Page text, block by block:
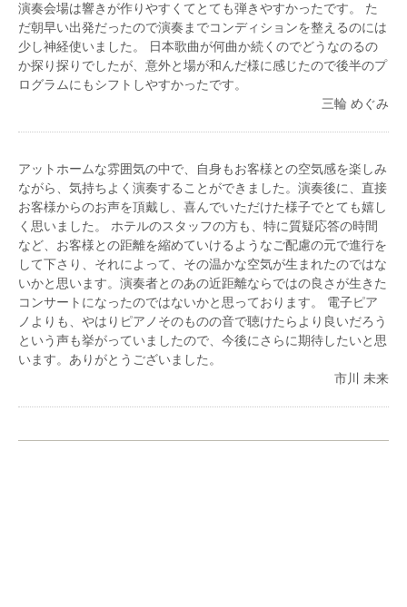
大阪府立夕陽丘高等学校講師。
公式サイト:
https://i-miki.wixsite.com/piano
【主な活動歴】
2018年
diversEnsemble 第1回演奏会にて吉松隆のピアノ協奏
日本センチュリー交響楽団首席チェロ奏者の北口大輔
氏と「豊中まちなかクラシック」に出演
2019年
木管アンサンブルはなりとして「NHK-FMリサイタ
ル・ノヴァ」出演、「第1回杉並公会堂ベヒシュタイ
ン室内楽コンクール」プロフェッショナル部門にて第
3位受賞
「浦川宜也弦楽塾2019_summer」ピアニスト
2021年
「大阪クラシック2021」に出演
2022年
演奏会場は響きが作りやすくてとても弾きやすかったです。 た
だ朝早い出発だったので演奏までコンディションを整えるのには
少し神経使いました。 日本歌曲が何曲か続くのでどうなのるの
か探り探りでしたが、意外と場が和んだ様に感じたので後半のプ
ログラムにもシフトしやすかったです。
三輪 めぐみ
アットホームな雰囲気の中で、自身もお客様との空気感を楽しみ
ながら、気持ちよく演奏することができました。演奏後に、直接
お客様からのお声を頂戴し、喜んでいただけた様子でとても嬉し
く思いました。 ホテルのスタッフの方も、特に質疑応答の時間
など、お客様との距離を縮めていけるようなご配慮の元で進行を
して下さり、それによって、その温かな空気が生まれたのではな
いかと思います。演奏者とのあの近距離ならではの良さが生きた
コンサートになったのではないかと思っております。 電子ピア
ノよりも、やはりピアノそのものの音で聴けたらより良いだろう
という声も挙がっていましたので、今後にさらに期待したいと思
います。ありがとうございました。
市川 未来